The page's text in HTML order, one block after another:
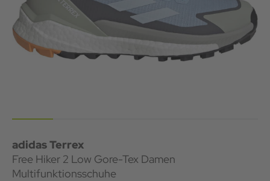
adidas Terrex
Free Hiker 2 Low Gore-Tex Damen
Multifunktionsschuhe